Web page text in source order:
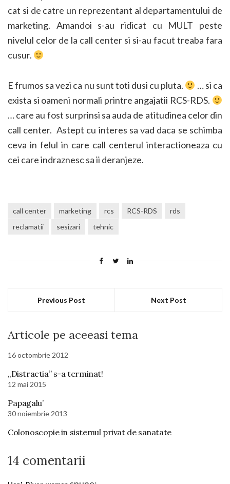
cat si de catre un reprezentant al departamentului de
marketing. Amandoi s-au ridicat cu MULT peste
nivelul celor de la call center si si-au facut treaba fara
cusur.
E frumos sa vezi ca nu sunt toti dusi cu pluta.
… si ca
exista si oameni normali printre angajatii RCS-RDS.
… care au fost surprinsi sa auda de atitudinea celor din
call center. Astept cu interes sa vad daca se schimba
ceva in felul in care call centerul interactioneaza cu
cei care indraznesc sa ii deranjeze.
call center marketing rcs RCS-RDS
rds
reclamatii
sesizari tehnic
Previous Post Next Post
Articole pe aceeasi tema
16 octombrie 2012
„Distractia” s-a terminat!
12 mai 2015
Papagalu’
30 noiembrie 2013
Colonoscopie in sistemul privat de sanatate
14 comentarii